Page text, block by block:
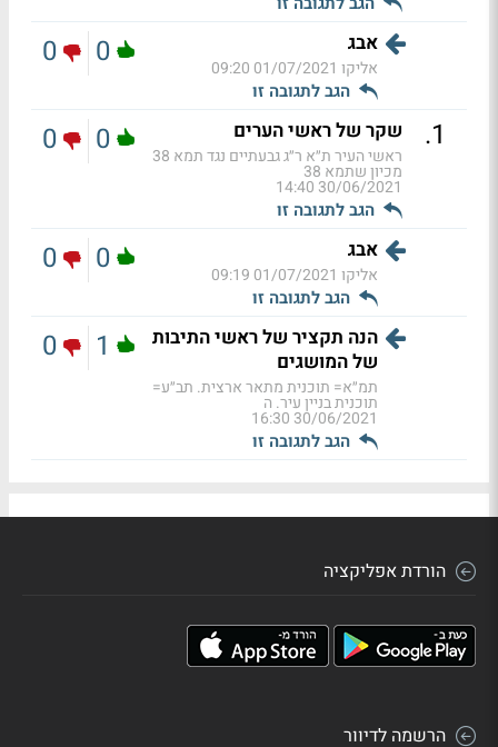
אבג
אליקו 01/07/2021 09:20
הגב לתגובה זו
0
0
1
. שקר של ראשי הערים
ראשי העיר ת״א ר״ג גבעתיים נגד תמא 38
מכיון שתמא 38
30/06/2021 14:40
הגב לתגובה זו
0
0
אבג
אליקו 01/07/2021 09:19
הגב לתגובה זו
0
0
הנה תקציר של ראשי התיבות
של המושגים
תמ״א= תוכנית מתאר ארצית. תב״ע=
תוכנית בניין עיר. ה
30/06/2021 16:30
הגב לתגובה זו
1
0
הורדת אפליקציה
הרשמה לדיוור